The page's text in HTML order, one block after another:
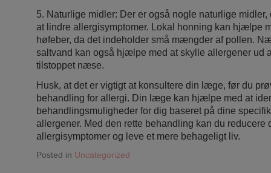
5. Naturlige midler: Der er også nogle naturlige
at lindre allergisymptomer. Lokal honning kan hjælpe
høfeber, da det indeholder små mængder af pollen.
saltvand kan også hjælpe med at skylle allergener ud
tilstoppet næse.
Husk, at det er vigtigt at konsultere din læge, før du
behandling for allergi. Din læge kan hjælpe med at
behandlingsmuligheder for dig baseret på dine
allergener. Med den rette behandling kan du reducere
allergisymptomer og leve et mere behageligt liv.
Posted in Uncategorized